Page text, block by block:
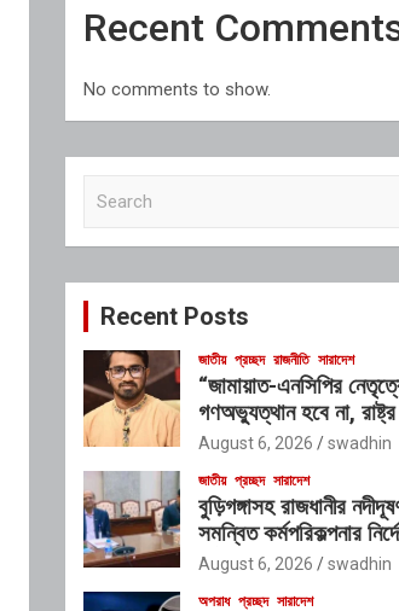
Recent
No comments to show.
c
Recent Posts
জাতীয় প্রচ্ছদ রাজনীতি সারাদেশ
“জামায়াত-এনসিপির
গণঅভ্যুত্থান হবে না, রাষ্ট্র
যোগ্যতাও তাদের নেই”:
August 6, 2026 swadhin
জাতীয় প্রচ্ছদ সারাদেশ
বুড়িগঙ্গাসহ রাজধানীর
সমন্বিত কর্মপরিকল্পনার
গঠিত হচ্ছে আন্তঃসংস্থা
August 6, 2026 swadhin
অপরাধ প্রচ্ছদ সারাদেশ